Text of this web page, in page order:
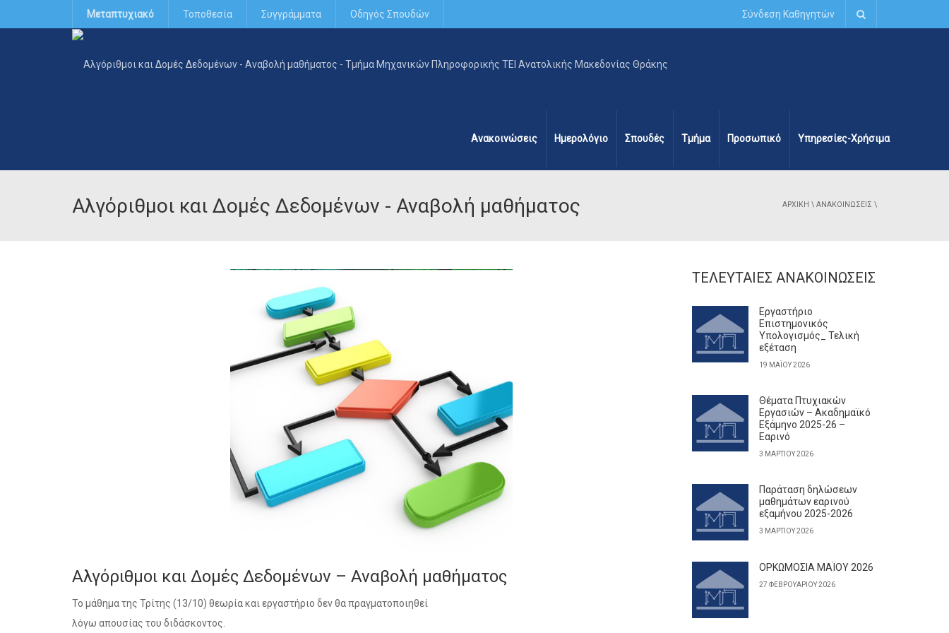
Μεταπτυχιακό Τοποθεσία Συγγράμματα Οδηγός Σπουδών Σύνδεση Καθηγητών
Ανακοινώσεις Ημερολόγιο Σπουδές Τμήμα Προσωπικό Υπηρεσίες-Χρήσιμα
Αλγόριθμοι και Δομές Δεδομένων - Αναβολή μαθήματος ΑΡΧΙΚΉ \ ΑΝΑΚΟΙΝΏΣΕΙΣ \
Αλγόριθμοι και Δομές Δεδομένων – Αναβολή μαθήματος
Το μάθημα της Τρίτης (13/10) θεωρία και εργαστήριο δεν θα πραγματοποιηθεί
λόγω απουσίας του διδάσκοντος.
ΤΕΛΕΥΤΑΊΕΣ ΑΝΑΚΟΙΝΏΣΕΙΣ
Εργαστήριο
Επιστημονικός
Υπολογισμός_ Τελική
εξέταση
19 ΜΑΪ́ΟΥ 2026
Θέματα Πτυχιακών
Εργασιών – Ακαδημαϊκό
Εξάμηνο 2025-26 –
Εαρινό
3 ΜΑΡΤΊΟΥ 2026
Παράταση δηλώσεων
μαθημάτων εαρινού
εξαμήνου 2025-2026
3 ΜΑΡΤΊΟΥ 2026
ΟΡΚΩΜΟΣΙΑ ΜΑΪΟΥ 2026
27 ΦΕΒΡΟΥΑΡΊΟΥ 2026